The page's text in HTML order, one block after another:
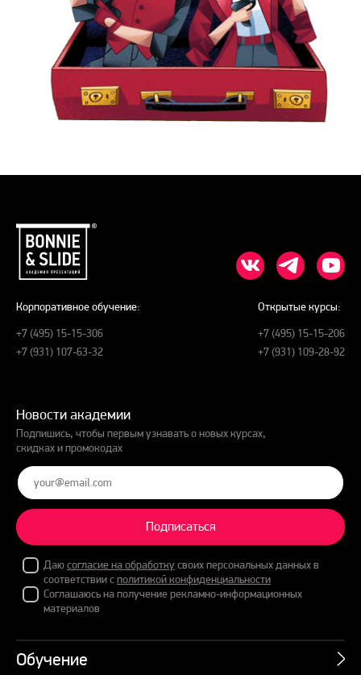
Корпоративное обучение:
+7 (495) 15-15-306
+7 (931) 107-63-32
Открытые курсы:
+7 (495) 15-15-206
+7 (931) 109-28-92
Новости академии
Подпишись, чтобы первым узнавать о новых курсах,
скидках и промокодах
Подписаться
Даюсогласие на обработкусвоих персональных данных в
соответствии сполитикой конфиденциальности
Соглашаюсь на получение рекламно-информационных
материалов
Обучение